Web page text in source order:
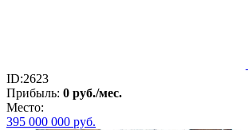
ID:2623
Прибыль: 0 руб./мес.
Место:
395 000 000 руб.